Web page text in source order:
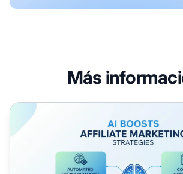
Más
¿Cómo puede la IA mejorar las